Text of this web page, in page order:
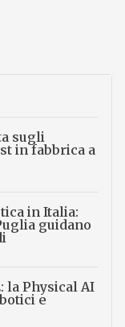
sugli
in fabbrica a
in Italia:
guidano
la Physical AI
e